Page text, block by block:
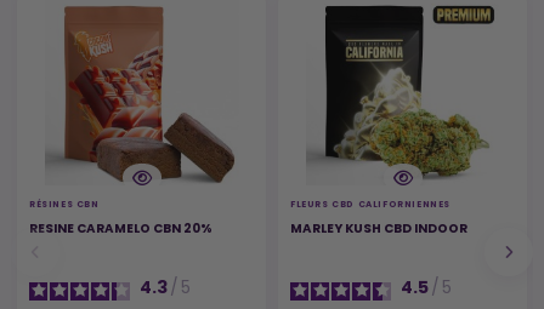
RÉSINES CBN
RESINE CARAMELO CBN 20%
4.3/ 5
FLEURS CBD CALIFORNIENNES
MARLEY KUSH CBD INDOOR
4.5/ 5